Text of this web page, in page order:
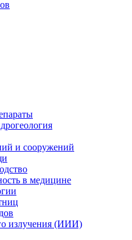
и сооружений
в медицине
излучения (ИИИ)